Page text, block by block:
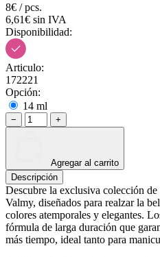
8€ / pcs.
6,61€ sin IVA
Disponibilidad:
Articulo:
172221
Opción:
14 ml
− +
Agregar al carrito
Descripción
Descubre la exclusiva colección
Valmy, diseñados para realzar la
colores atemporales y elegantes.
fórmula de larga duración que
más tiempo, ideal tanto para